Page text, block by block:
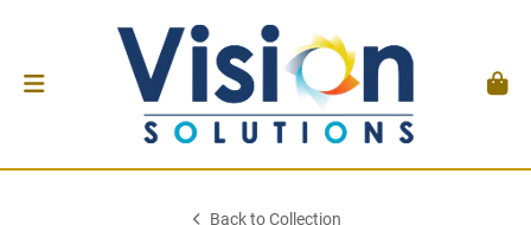
Back to Collection